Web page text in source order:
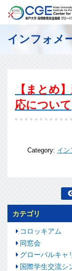
インフォメ
【まとめ
応について
Category: イン
カテゴリ
コロッキアム
同窓会
グローバルキャ
国際学生交流シ